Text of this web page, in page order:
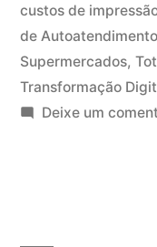
custos de
de Autoatendimento
Supermercados,
Transformação
Deixe um